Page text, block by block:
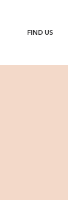
FIND US